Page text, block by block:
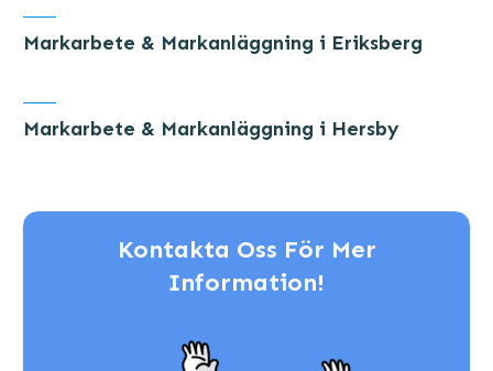
Markarbete & Markanläggning i Eriksberg
Markarbete & Markanläggning i Hersby
Kontakta Oss För Mer
Information!